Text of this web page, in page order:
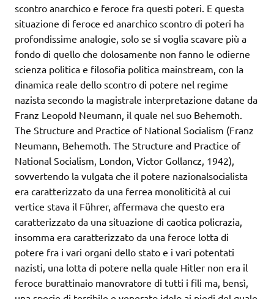
scontro anarchico e feroce fra questi poteri. E questa
situazione di feroce ed anarchico scontro di poteri ha
profondissime analogie, solo se si voglia scavare più a
fondo di quello che dolosamente non fanno le odierne
scienza politica e filosofia politica mainstream, con la
dinamica reale dello scontro di potere nel regime
nazista secondo la magistrale interpretazione datane da
Franz Leopold Neumann, il quale nel suo Behemoth.
The Structure and Practice of National Socialism (Franz
Neumann, Behemoth. The Structure and Practice of
National Socialism, London, Victor Gollancz, 1942),
sovvertendo la vulgata che il potere nazionalsocialista
era caratterizzato da una ferrea monoliticità al cui
vertice stava il Führer, affermava che questo era
caratterizzato da una situazione di caotica policrazia,
insomma era caratterizzato da una feroce lotta di
potere fra i vari organi dello stato e i vari potentati
nazisti, una lotta di potere nella quale Hitler non era il
feroce burattinaio manovratore di tutti i fili ma, bensì,